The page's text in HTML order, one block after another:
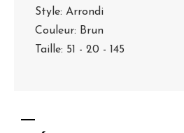
Style: Arrondi
Couleur: Brun
Taille: 51 - 20 - 145